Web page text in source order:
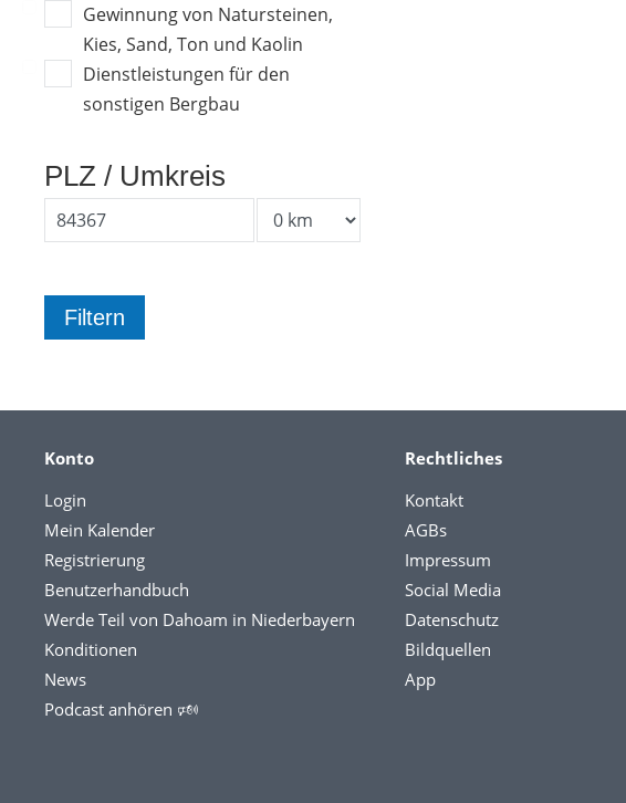
Gewinnung von Natursteinen,
Kies, Sand, Ton und Kaolin
Dienstleistungen für den
sonstigen Bergbau
PLZ / Umkreis
Konto
Login
Mein Kalender
Registrierung
Benutzerhandbuch
Werde Teil von Dahoam in Niederbayern
Konditionen
News
Podcast anhören 🕬
Rechtliches
Kontakt
AGBs
Impressum
Social Media
Datenschutz
Bildquellen
App